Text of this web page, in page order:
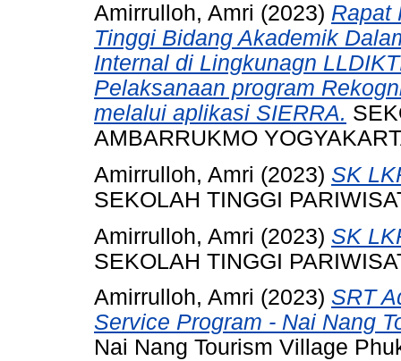
Amirrulloh, Amri (2023) Rapat
Tinggi Bidang Akademik
Internal di Lingkunagn
Pelaksanaan program
melalui aplikasi SIERRA.
AMBARRUKMO
Amirrulloh, Amri (2023) SK
SEKOLAH TINGGI
Amirrulloh, Amri (2023) SK
SEKOLAH TINGGI
Amirrulloh, Amri (2023) SRT
Service Program - Nai Nang
Nai Nang Tourism Village